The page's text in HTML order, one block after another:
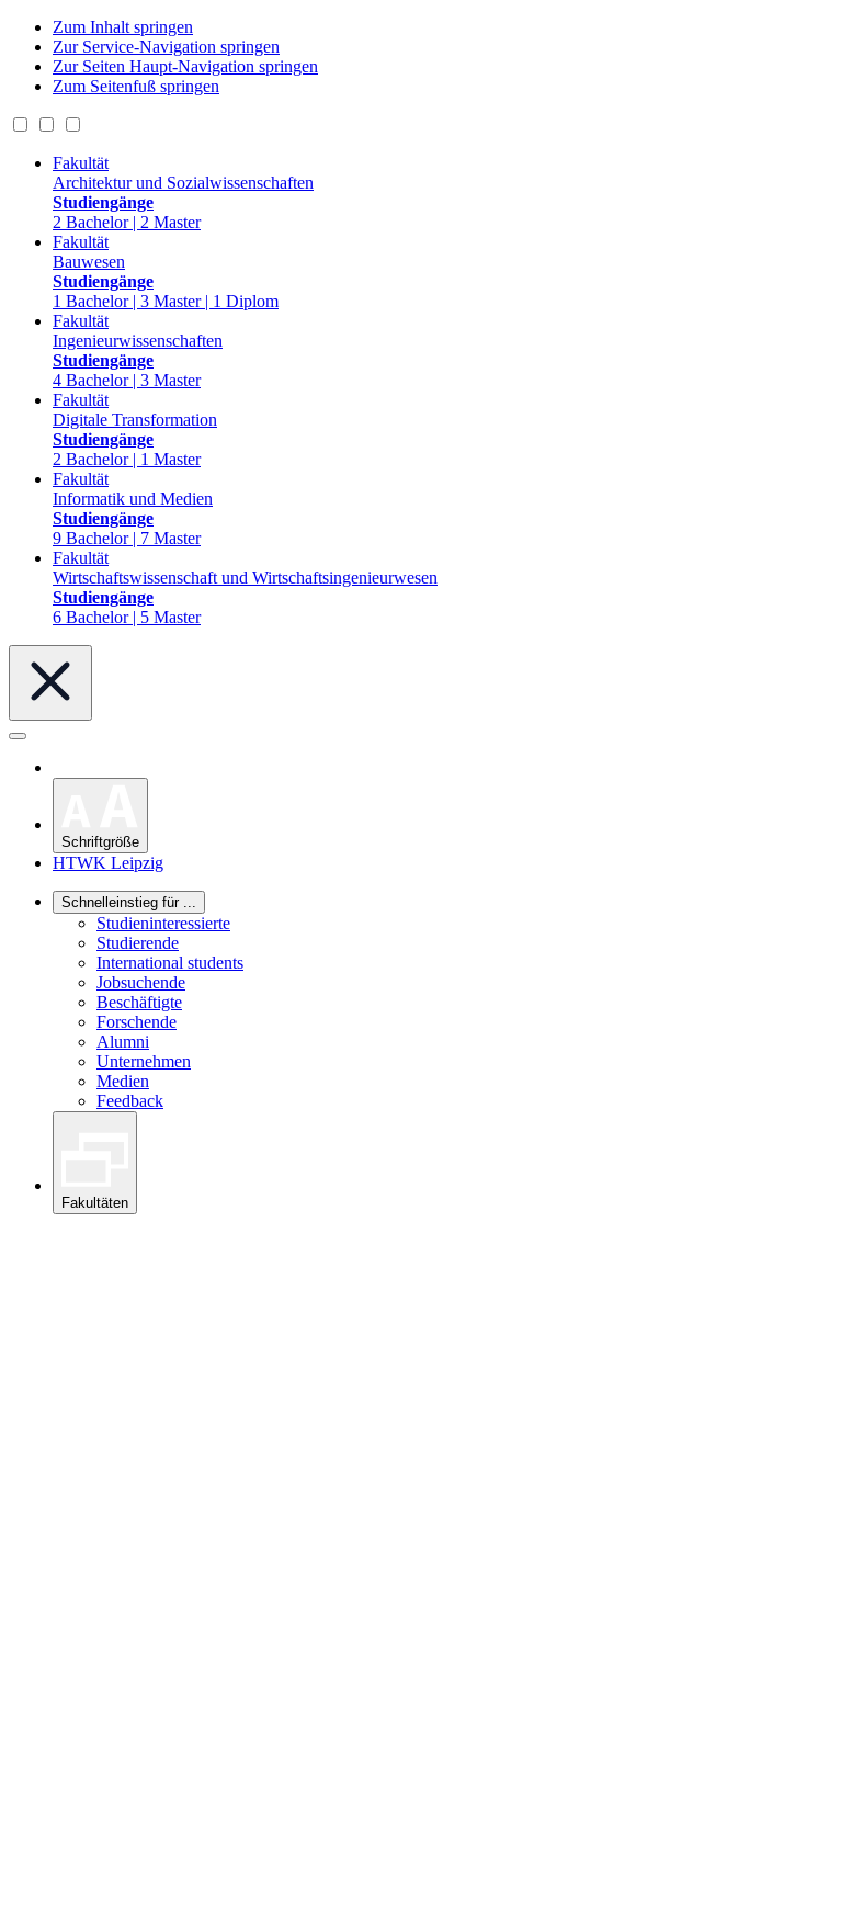
Zum Inhalt springen
Zur Service-Navigation springen
Zur Seiten Haupt-Navigation springen
Zum Seitenfuß springen
Fakultät
Architektur und Sozialwissenschaften
Studiengänge
2 Bachelor | 2 Master
Fakultät
Bauwesen
Studiengänge
1 Bachelor | 3 Master | 1 Diplom
Fakultät
Ingenieurwissenschaften
Studiengänge
4 Bachelor | 3 Master
Fakultät
Digitale Transformation
Studiengänge
2 Bachelor | 1 Master
Fakultät
Informatik und Medien
Studiengänge
9 Bachelor | 7 Master
Fakultät
Wirtschaftswissenschaft und Wirtschaftsingenieurwesen
Studiengänge
6 Bachelor | 5 Master
Schriftgröße
HTWK Leipzig
Schnelleinstieg für ...
Studieninteressierte
Studierende
International students
Jobsuchende
Beschäftigte
Forschende
Alumni
Unternehmen
Medien
Feedback
Fakultäten